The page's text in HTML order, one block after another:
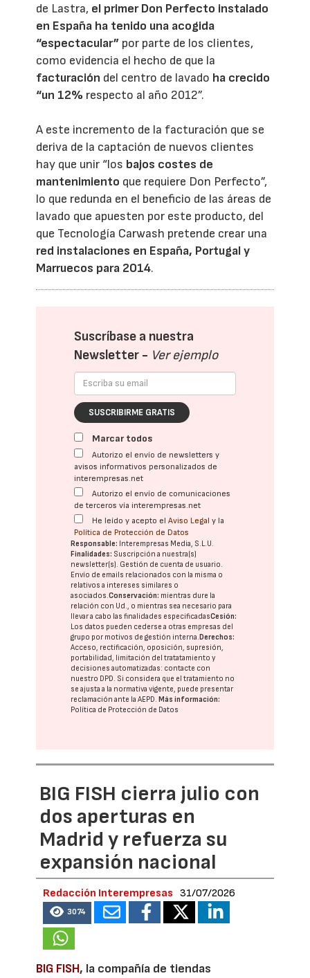
de Lastra, el primer Don Perfecto instalado
en España ha tenido una acogida
“espectacular” por parte de los clientes,
como evidencia el hecho de que la
facturación del centro de lavado ha crecido
“un 12% respecto al año 2012”.
A este incremento de la facturación que se
deriva de la captación de nuevos clientes
hay que unir “los bajos costes de
mantenimiento que requiere Don Perfecto”,
lo que redunda en el beneficio de las áreas de
lavado que apuesten por este producto, del
que Tecnología Carwash pretende crear una
red instalaciones en España, Portugal y
Marruecos para 2014.
Suscríbase a nuestra
Newsletter - Ver ejemplo
SUSCRIBIRME GRATIS
Marcar todos
Autorizo el envío de newsletters y
avisos informativos personalizados de
interempresas.net
Autorizo el envío de comunicaciones
de terceros vía interempresas.net
He leído y acepto elAviso Legal y la
Política de Protección de Datos
Responsable: Interempresas Media, S.L.U.
Finalidades: Suscripción a nuestra(s)
newsletter(s). Gestión de cuenta de usuario.
Envío de emails relacionados con la misma o
relativos a intereses similares o
asociados.Conservación: mientras dure la
relación con Ud., o mientras sea necesario para
llevar a cabo las finalidades especificadasCesión:
Los datos pueden cederse a otras empresas del
grupo por motivos de gestión interna.Derechos:
Acceso, rectificación, oposición, supresión,
portabilidad, limitación del tratatamiento y
decisiones automatizadas: contacte con
nuestro DPD. Si considera que el tratamiento no
se ajusta a la normativa vigente, puede presentar
reclamación ante laAEPD.Más información:
Política de Protección de Datos
BIG FISH cierra julio con
dos aperturas en
Madrid y refuerza su
expansión nacional
Redacción Interempresas 31/07/2026
3074
BIG FISH, la compañía de tiendas